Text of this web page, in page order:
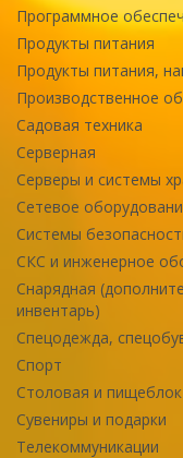
Программное
Продукты питания
Продукты питания,
Производственное
Садовая техника
Серверная
Серверы и системы
Сетевое
Системы
СКС и инженерное
Снарядная
инвентарь)
Спецодежда,
Спорт
Столовая и пищеблок
Сувениры и подарки
Телекоммуникации